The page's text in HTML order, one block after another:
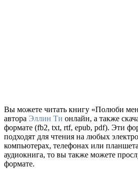
Вы можете читать книгу «Полюби
автора Эллин Ти онлайн, а также
формате (fb2, txt, rtf, epub, pdf). Эти
подходят для чтения на любых
компьютерах, телефонах или
аудиокнига, то вы также можете
формате.